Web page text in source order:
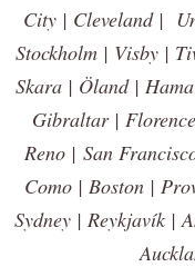
City | Cleveland |
Stockholm | Visby |
Skara | Öland |
Gibraltar |
Reno | San
Como | Boston |
Sydney | Reykjavík |